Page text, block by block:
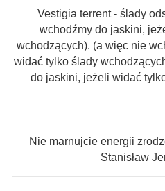
Vestigia terrent - ślady
wchodźmy do jaskini,
wchodzących). (a więc nie
widać tylko ślady
do jaskini, jeżeli widać
Nie marnujcie energii
Stanisław